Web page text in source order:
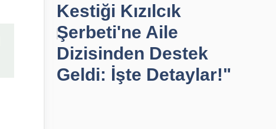
Kestiği Kızılcık
Şerbeti'ne Aile
Dizisinden Destek
Geldi: İşte Detaylar!"